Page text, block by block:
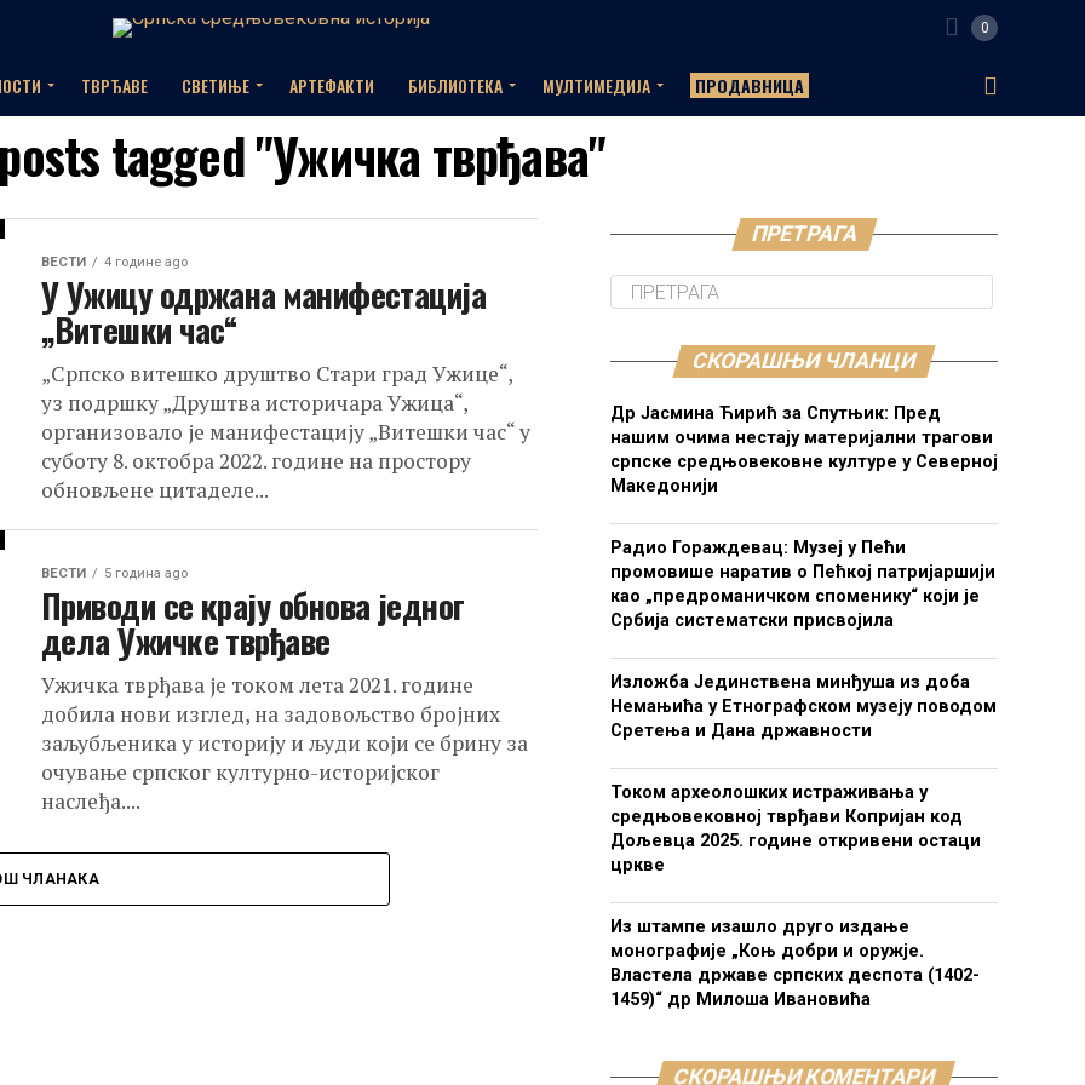
0
ТВРЂАВЕ СВЕТИЊЕ АРТЕФАКТИ БИБЛИОТЕКА МУЛТИМЕДИЈА ПРОДАВНИЦА
tagged "Ужичка тврђава"
ВЕСТИ 4 године ago
У Ужицу одржана манифестација
„Витешки час“
„Српско витешко друштво Стари град Ужице“,
уз подршку „Друштва историчара Ужица“,
организовало је манифестацију „Витешки час“ у
суботу 8. октобра 2022. године на простору
обновљене цитаделе...
ВЕСТИ 5 година ago
Приводи се крају обнова једног
дела Ужичке тврђаве
Ужичка тврђава је током лета 2021. године
добила нови изглед, на задовољство бројних
заљубљеника у историју и људи који се брину за
очување српског културно-историјског
наслеђа....
ЧЛАНАКА
ПРЕТРАГА
СКОРАШЊИ ЧЛАНЦИ
Др Јасмина Ћирић за Спутњик: Пред
нашим очима нестају материјални трагови
српске средњовековне културе у Северној
Македонији
Радио Гораждевац: Музеј у Пећи
промовише наратив о Пећкој патријаршији
као „предроманичком споменику“ који је
Србија систематски присвојила
Изложба Јединствена минђуша из доба
Немањића у Етнографском музеју поводом
Сретења и Дана државности
Током археолошких истраживања у
средњовековној тврђави Копријан код
Дољевца 2025. године откривени остаци
цркве
Из штампе изашло друго издање
монографије „Коњ добри и оружје.
Властела државе српских деспота (1402-
1459)“ др Милоша Ивановића
СКОРАШЊИ КОМЕНТАРИ